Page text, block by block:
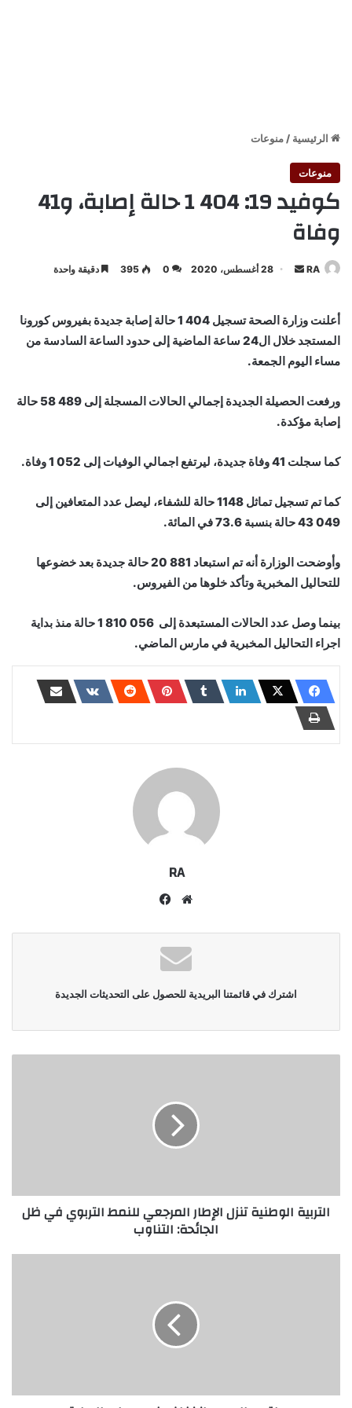
الرئيسية / منوعات
منوعات
كوفيد 19: 404 1 حالة إصابة، و41
وفاة
RA
أرسل 28 أغسطس، 2020 0
395 دقيقة واحدة
أعلنت وزارة الصحة تسجيل 404 1 حالة إصابة جديدة بفيروس كورونا
المستجد خلال ال24 ساعة الماضية إلى حدود الساعة السادسة من
مساء اليوم الجمعة.
ورفعت الحصيلة الجديدة إجمالي الحالات المسجلة إلى 489 58 حالة
إصابة مؤكدة.
كما سجلت 41 وفاة جديدة، ليرتفع اجمالي الوفيات إلى 052 1 وفاة.
كما تم تسجيل تماثل 1148 حالة للشفاء، ليصل عدد المتعافين إلى
049 43 حالة بنسبة 73.6 في المائة.
وأوضحت الوزارة أنه تم استبعاد 881 20 حالة جديدة بعد خضوعها
للتحاليل المخبرية وتأكد خلوها من الفيروس.
بينما وصل عدد الحالات المستبعدة إلى 056 810 1 حالة منذ بداية
اجراء التحاليل المخبرية في مارس الماضي.
RA
موقع
اشترك في قائمتنا البريدية للحصول على التحديثات الجديدة
التربية الوطنية تنزل الإطار المرجعي للنمط التربوي في ظل
الجائحة: التناوب